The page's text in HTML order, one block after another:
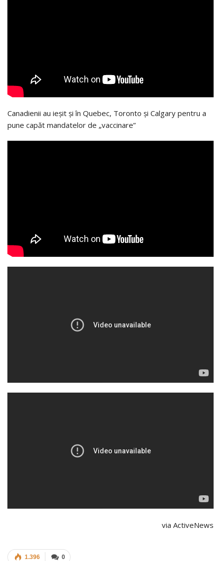
Canadienii au ieșit și în Quebec, Toronto și Calgary pentru a
pune capăt mandatelor de „vaccinare”
via ActiveNews
0
1.396